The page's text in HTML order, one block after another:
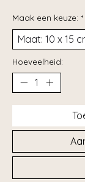
Maak een keuze: *
Hoeveelheid: